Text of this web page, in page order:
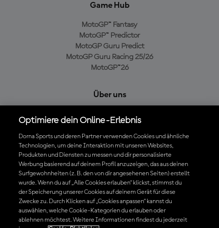
Game Hub
MotoGP™ Fantasy
MotoGP™ Predictor
MotoGP Guru Predict
MotoGP Guru Racing 25/26
MotoGP™26
Über uns
Cookie-Richtlinien
Geschäftsbedingungen
Datenschutzrichtlinien
Kaufrichtlinie
Die offizielle MotoGP™ App herunterladen
Optimiere dein Online-Erlebnis
Dorna Sports und deren Partner verwenden Cookies und ähnliche
Technologien, um deine Interaktion mit unseren Websites,
Produkten und Diensten zu messen und dir personalisierte
Werbung basierend auf deinem Profil anzuzeigen, das aus deinen
Surfgewohnheiten (z. B. den von dir angesehenen Seiten) erstellt
wurde. Wenn du auf „Alle Cookies erlauben“ klickst, stimmst du
der Speicherung unserer Cookies auf deinem Gerät für diese
Zwecke zu. Durch Klicken auf „Cookies anpassen“ kannst du
auswählen, welche Cookie-Kategorien du erlauben oder
ablehnen möchtest. Weitere Informationen findest du jederzeit